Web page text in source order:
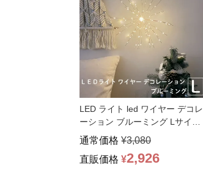
LED ライト led ワイヤー デコレ
ーション ブルーミング Lサイズ
照明 …
通常価格 ¥3,080
直販価格 ¥2,926